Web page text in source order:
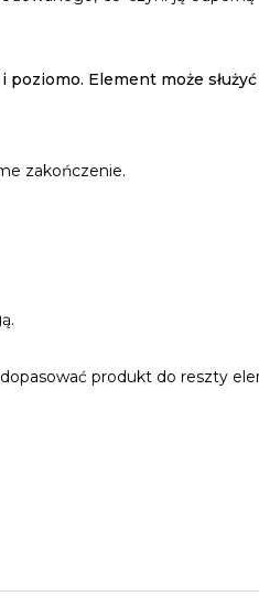
Element może służyć
zakończenie.
produkt do reszty